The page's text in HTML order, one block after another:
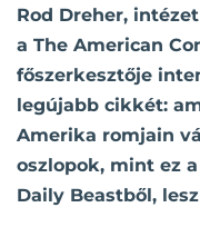
Rod Dreher,
a The American
főszerkesztője
legújabb cikkét:
Amerika romjain
oszlopok, mint ez
Daily Beastből,